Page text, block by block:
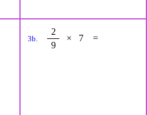
3b.
2
9
× 7 =